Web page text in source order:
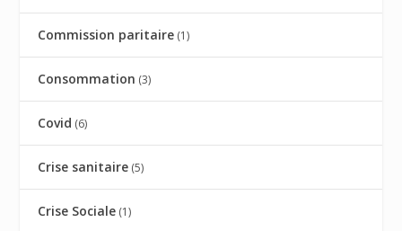
Commission paritaire (1)
Consommation (3)
Covid (6)
Crise sanitaire (5)
Crise Sociale (1)